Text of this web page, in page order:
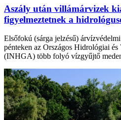
Aszály után villámárvizek
figyelmeztetnek a
Elsőfokú (sárga jelzésű)
pénteken az Országos Hidrológiai
(INHGA) több folyó vízgyűjtő